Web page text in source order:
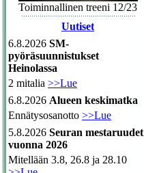
Toiminnallinen treeni 12/23
Uutiset
6.8.2026 SM-
pyöräsuunnistukset
Heinolassa
2 mitalia >>Lue
6.8.2026 Alueen keskimatka
Ennätysosanotto >>Lue
5.8.2026 Seuran mestaruudet
vuonna 2026
Mitellään 3.8, 26.8 ja 28.10